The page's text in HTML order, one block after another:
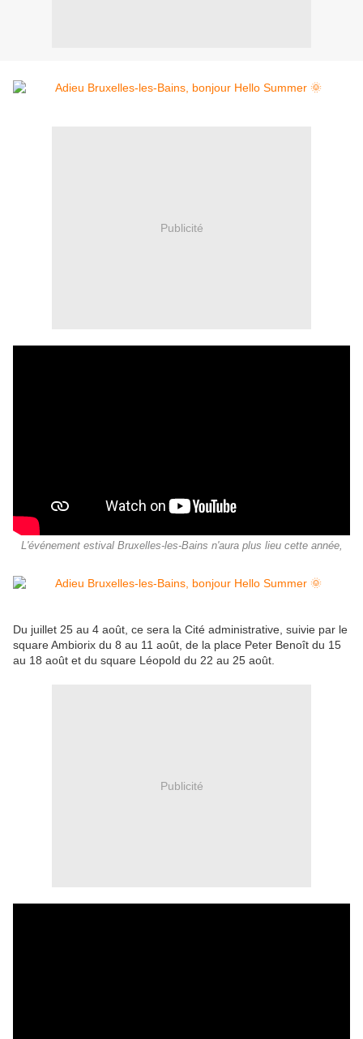
Publicité
L'événement estival Bruxelles-les-Bains n'aura plus lieu cette année,
Du juillet 25 au 4 août, ce sera la Cité administrative, suivie par le
square Ambiorix du 8 au 11 août, de la place Peter Benoît du 15
au 18 août et du square Léopold du 22 au 25 août.
Publicité